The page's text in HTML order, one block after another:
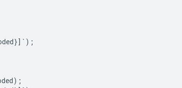
}]`);
);